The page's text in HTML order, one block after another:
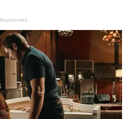
Brainberries